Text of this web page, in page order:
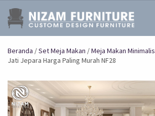
Beranda /Set Meja Makan /Meja Makan Minimalis
Jati Jepara Harga Paling Murah NF28